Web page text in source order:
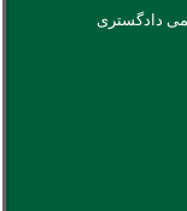
دادگستری